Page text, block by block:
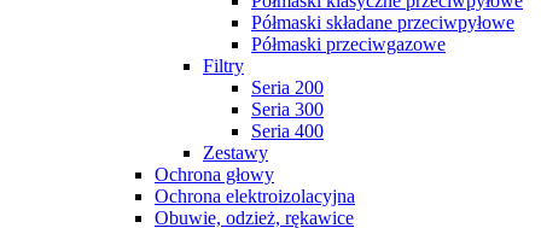
Półmaski składane przeciwpyłowe
Półmaski przeciwgazowe
Filtry
Seria 200
Seria 300
Seria 400
Zestawy
Ochrona głowy
Ochrona elektroizolacyjna
Obuwie, odzież, rękawice